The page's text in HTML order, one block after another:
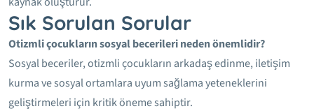
Sık Sorulan Sorular
Otizmli çocukların sosyal becerileri neden önemlidir?
Sosyal beceriler, otizmli çocukların arkadaş edinme, iletişim
kurma ve sosyal ortamlara uyum sağlama yeteneklerini
geliştirmeleri için kritik öneme sahiptir.